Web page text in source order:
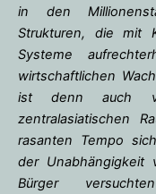
in den
Strukturen, die mit
Systeme
wirtschaftlichen
ist denn auch
zentralasiatischen
rasanten Tempo
der Unabhängigkeit
Bürger